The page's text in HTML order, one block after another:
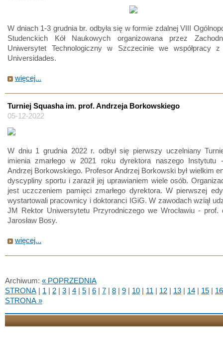
W dniach 1-3 grudnia br. odbyła się w formie zdalnej VIII
Studenckich Kół Naukowych organizowana przez
Uniwersytet Technologiczny w Szczecinie we współpracy z
Universidades.
więcej...
Turniej Squasha im. prof. Andrzeja Borkowskiego
05-12-2022
W dniu 1 grudnia 2022 r. odbył się pierwszy uczelniany
imienia zmarłego w 2021 roku dyrektora naszego Instytutu
Andrzej Borkowskiego. Profesor Andrzej Borkowski był wielkim
dyscypliny sportu i zaraził jej uprawianiem wiele osób.
jest uczczeniem pamięci zmarłego dyrektora. W pierwszej
wystartowali pracownicy i doktoranci IGiG. W zawodach wziął
JM Rektor Uniwersytetu Przyrodniczego we Wrocławiu - prof.
Jarosław Bosy.
więcej...
Archiwum: « POPRZEDNIA
STRONA
1 2 3 4 5 6 7 8 9 10 11 12 13 14 15
16
STRONA »